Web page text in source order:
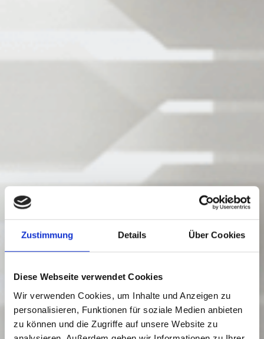
Zustimmung Details Über Cookies
Diese Webseite verwendet Cookies
Wir verwenden Cookies, um Inhalte und Anzeigen zu
personalisieren, Funktionen für soziale Medien anbieten
zu können und die Zugriffe auf unsere Website zu